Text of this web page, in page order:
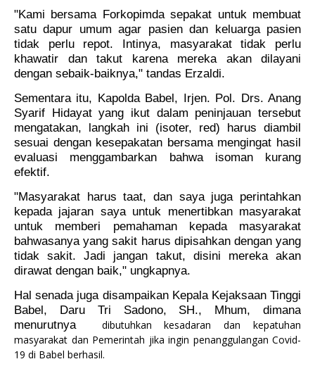
"Kami bersama Forkopimda sepakat untuk membuat
satu dapur umum agar pasien dan keluarga pasien
tidak perlu repot. Intinya, masyarakat tidak perlu
khawatir dan takut karena mereka akan dilayani
dengan sebaik-baiknya," tandas Erzaldi.
Sementara itu, Kapolda Babel, Irjen. Pol. Drs. Anang
Syarif Hidayat yang ikut dalam peninjauan tersebut
mengatakan, langkah ini (isoter, red) harus diambil
sesuai dengan kesepakatan bersama mengingat hasil
evaluasi menggambarkan bahwa isoman kurang
efektif.
"Masyarakat harus taat, dan saya juga perintahkan
kepada jajaran saya untuk menertibkan masyarakat
untuk memberi pemahaman kepada masyarakat
bahwasanya yang sakit harus dipisahkan dengan yang
tidak sakit. Jadi jangan takut, disini mereka akan
dirawat dengan baik," ungkapnya.
Hal senada juga disampaikan Kepala Kejaksaan Tinggi
Babel, Daru Tri Sadono, SH., Mhum, dimana
menurutnya
dibutuhkan kesadaran dan kepatuhan
masyarakat dan Pemerintah jika ingin penanggulangan Covid-
19 di Babel berhasil.